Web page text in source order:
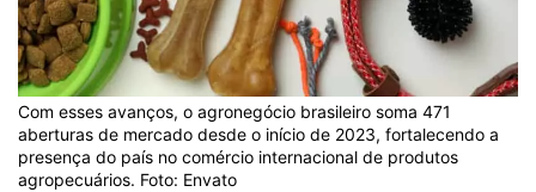
Com esses avanços, o agronegócio brasileiro soma 471
aberturas de mercado desde o início de 2023, fortalecendo a
presença do país no comércio internacional de produtos
agropecuários. Foto: Envato